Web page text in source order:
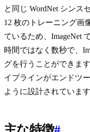
と同じ WordNet シンス
12 枚のトレーニング画
ているため、ImageNet
時間ではなく数秒で、
グを行うことができます
イプラインがエンドツ
ように設計されています